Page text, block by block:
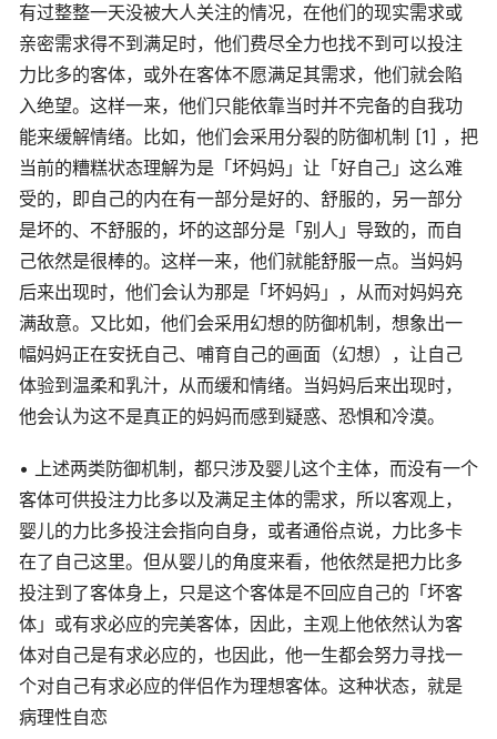
有过整整一天没被大人关注的情况，在他们的现实需求或
亲密需求得不到满足时，他们费尽全力也找不到可以投注
力比多的客体，或外在客体不愿满足其需求，他们就会陷
入绝望。这样一来，他们只能依靠当时并不完备的自我功
能来缓解情绪。比如，他们会采用分裂的防御机制 [1] ，把
当前的糟糕状态理解为是「坏妈妈」让「好自己」这么难
受的，即自己的内在有一部分是好的、舒服的，另一部分
是坏的、不舒服的，坏的这部分是「别人」导致的，而自
己依然是很棒的。这样一来，他们就能舒服一点。当妈妈
后来出现时，他们会认为那是「坏妈妈」，从而对妈妈充
满敌意。又比如，他们会采用幻想的防御机制，想象出一
幅妈妈正在安抚自己、哺育自己的画面（幻想），让自己
体验到温柔和乳汁，从而缓和情绪。当妈妈后来出现时，
他会认为这不是真正的妈妈而感到疑惑、恐惧和冷漠。
• 上述两类防御机制，都只涉及婴儿这个主体，而没有一个
客体可供投注力比多以及满足主体的需求，所以客观上，
婴儿的力比多投注会指向自身，或者通俗点说，力比多卡
在了自己这里。但从婴儿的角度来看，他依然是把力比多
投注到了客体身上，只是这个客体是不回应自己的「坏客
体」或有求必应的完美客体，因此，主观上他依然认为客
体对自己是有求必应的，也因此，他一生都会努力寻找一
个对自己有求必应的伴侣作为理想客体。这种状态，就是
病理性自恋